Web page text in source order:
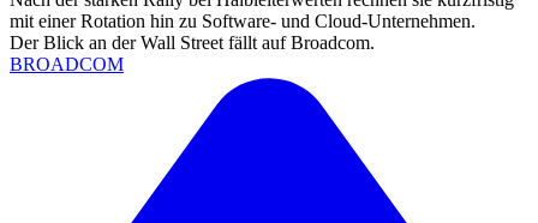
mit einer Rotation hin zu Software- und Cloud-Unternehmen.
Der Blick an der Wall Street fällt auf Broadcom.
BROADCOM